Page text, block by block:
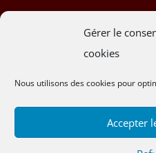
Gérer le
cookies
Nous utilisons des cookies pour
Accepter
Mentions
Conditions